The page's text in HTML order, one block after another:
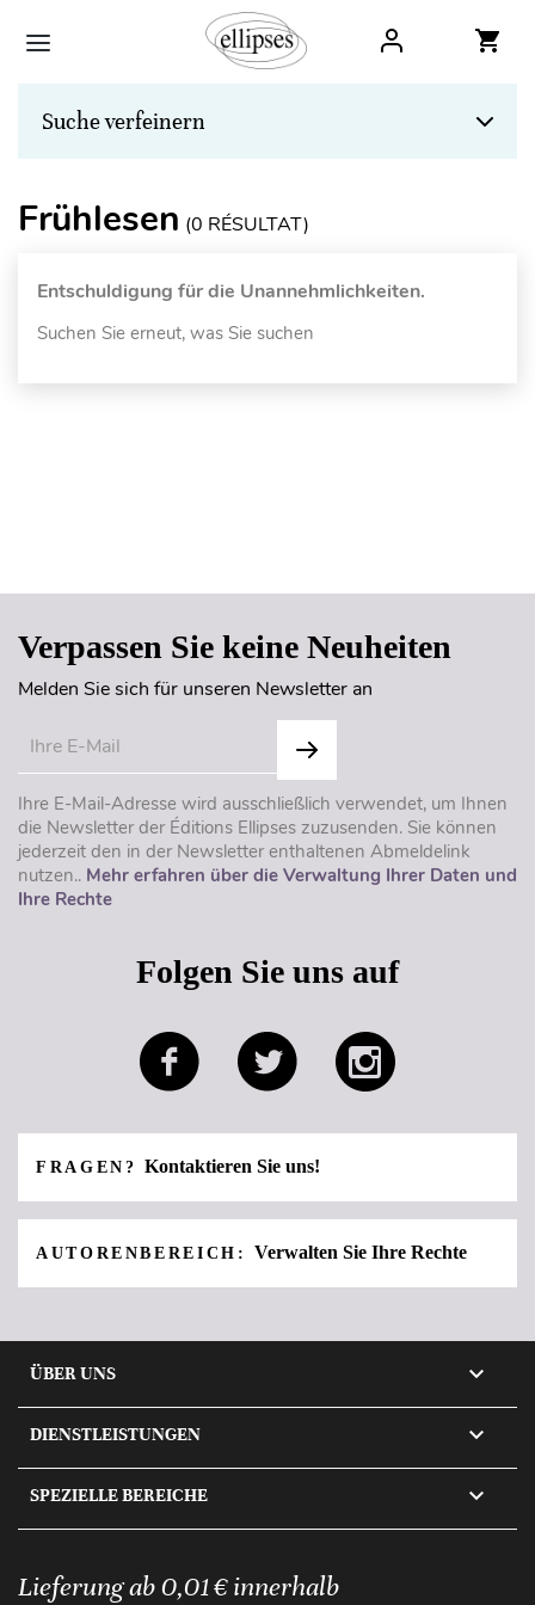
Suche verfeinern
Frühlesen (0 RÉSULTAT)
Entschuldigung für die Unannehmlichkeiten.
Suchen Sie erneut, was Sie suchen
Verpassen Sie keine Neuheiten
Melden Sie sich für unseren Newsletter an
Ihre E-Mail-Adresse wird ausschließlich verwendet, um Ihnen
die Newsletter der Éditions Ellipses zuzusenden. Sie können
jederzeit den in der Newsletter enthaltenen Abmeldelink
nutzen.. Mehr erfahren über die Verwaltung Ihrer Daten und
Ihre Rechte
Folgen Sie uns auf
FRAGEN?Kontaktieren Sie uns!
AUTORENBEREICH: Verwalten Sie Ihre Rechte
ÜBER UNS 
DIENSTLEISTUNGEN 
SPEZIELLE BEREICHE 
Lieferung ab 0,01 € innerhalb